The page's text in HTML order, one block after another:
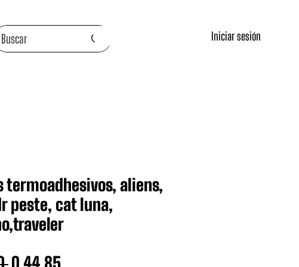
Iniciar sesión
termoadhesivos, aliens,
peste, cat luna,
Precio
Q 44.85Precio